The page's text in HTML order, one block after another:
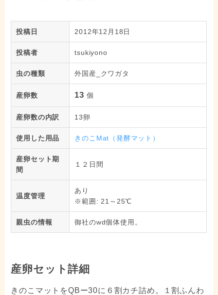
投稿日 2012年12月18日
投稿者 tsukiyono
虫の種類 外国産_クワガタ
産卵数 13 個
産卵数の内訳 13卵
使用した用品 きのこMat（発酵マット）
産卵セット期
間
１２日間
温度管理
あり
※範囲: 21～25℃
親虫の情報 御社のwd個体使用。
産卵セット詳細
きのこマットをQBー30に６割カチ詰め。１割ふんわ